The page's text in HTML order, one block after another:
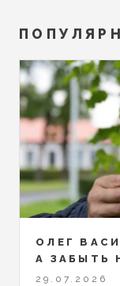
ОЛЕГ
А ЗАБЫТЬ
29.07.2026